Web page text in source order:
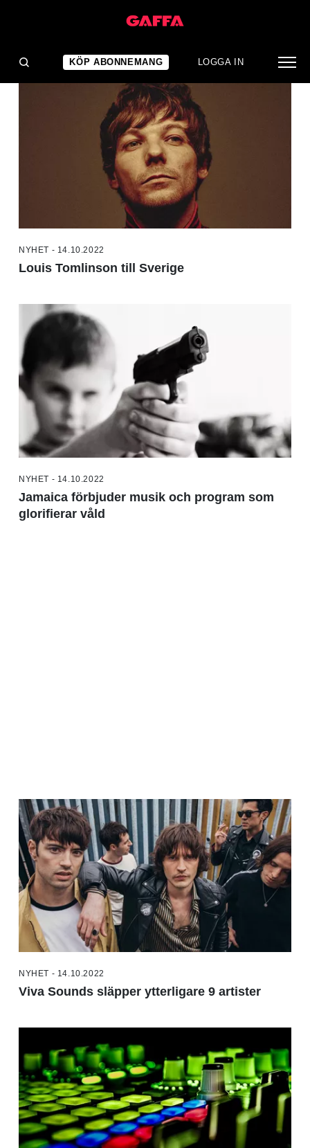
KÖP ABONNEMANG LOGGA IN
NYHET - 14.10.2022
Louis Tomlinson till Sverige
NYHET - 14.10.2022
Jamaica förbjuder musik och program som
glorifierar våld
NYHET - 14.10.2022
Viva Sounds släpper ytterligare 9 artister